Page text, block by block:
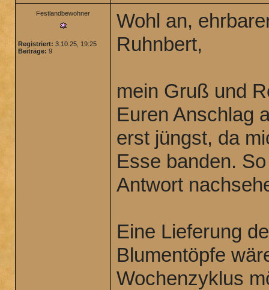
Festlandbewohner
Registriert: 3.10.25, 19:25
Beiträge: 9
Wohl an,
Ruhnbert,
mein Gruß und
Euren Anschlag
erst jüngst, da
Esse banden.
Antwort
Eine Lieferung
Blumentöpfe
Wochenzyklus